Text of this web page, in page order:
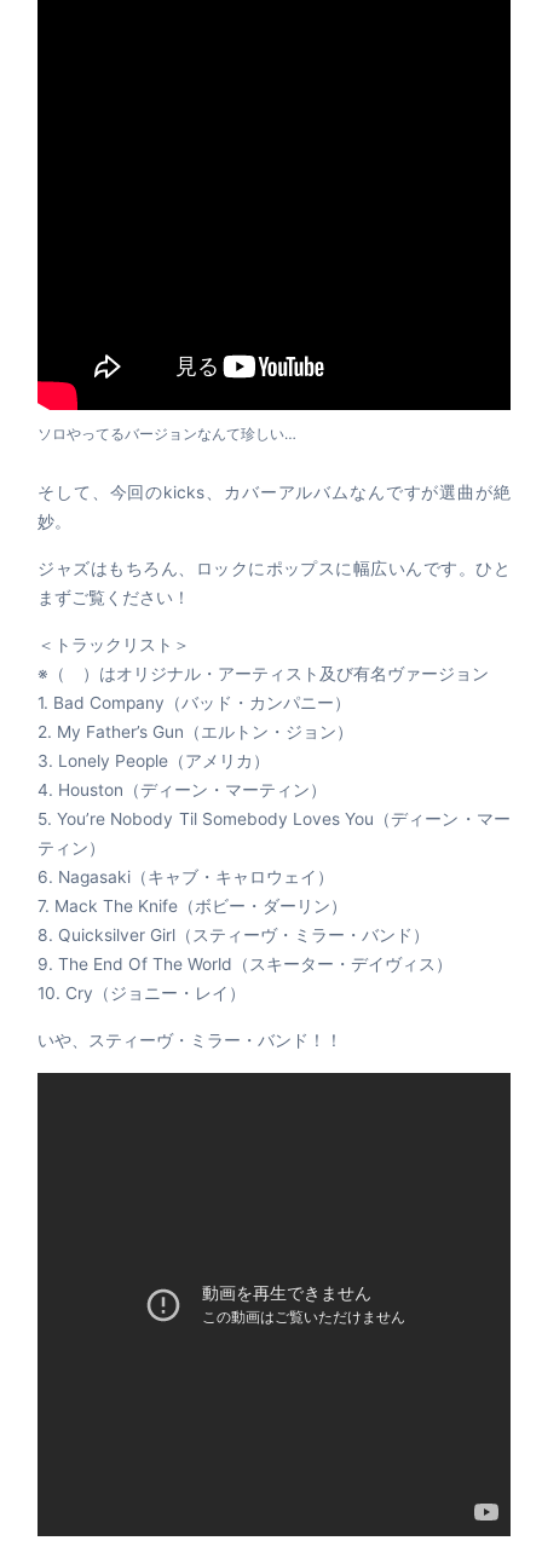
ソロやってるバージョンなんて珍しい…
そして、今回のkicks、カバーアルバムなんですが選曲が絶
妙。
ジャズはもちろん、ロックにポップスに幅広いんです。ひと
まずご覧ください！
＜トラックリスト＞
※（ ）はオリジナル・アーティスト及び有名ヴァージョン
1. Bad Company（バッド・カンパニー）
2. My Father’s Gun（エルトン・ジョン）
3. Lonely People（アメリカ）
4. Houston（ディーン・マーティン）
5. You’re Nobody Til Somebody Loves You（ディーン・マー
ティン）
6. Nagasaki（キャブ・キャロウェイ）
7. Mack The Knife（ボビー・ダーリン）
8. Quicksilver Girl（スティーヴ・ミラー・バンド）
9. The End Of The World（スキーター・デイヴィス）
10. Cry（ジョニー・レイ）
いや、スティーヴ・ミラー・バンド！！